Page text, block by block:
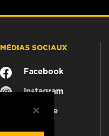
MÉDIAS SOCIAUX
Facebook
Instagram
YouTube